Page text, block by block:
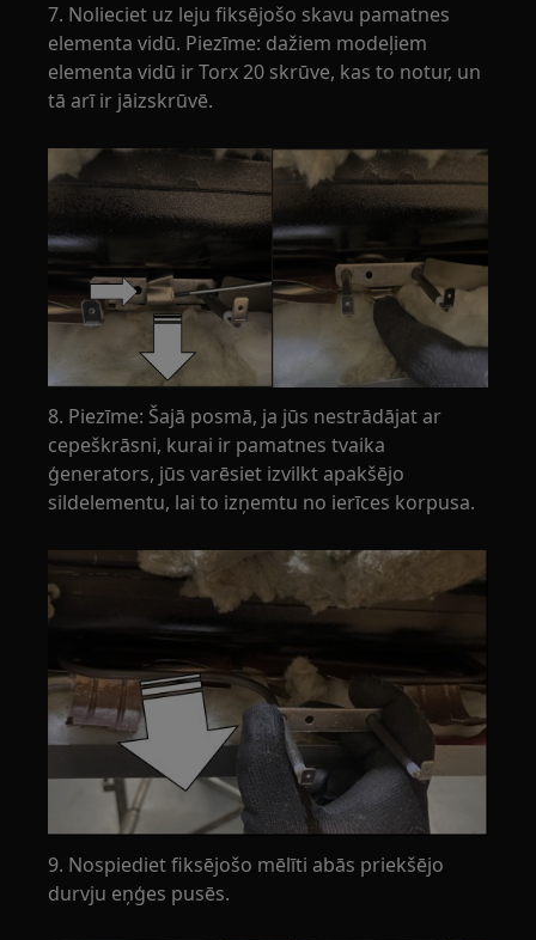
7. Nolieciet uz leju fiksējošo skavu pamatnes
elementa vidū. Piezīme: dažiem modeļiem
elementa vidū ir Torx 20 skrūve, kas to notur, un
tā arī ir jāizskrūvē.
8. Piezīme: Šajā posmā, ja jūs nestrādājat ar
cepeškrāsni, kurai ir pamatnes tvaika
ģenerators, jūs varēsiet izvilkt apakšējo
sildelementu, lai to izņemtu no ierīces korpusa.
9. Nospiediet fiksējošo mēlīti abās priekšējo
durvju eņģes pusēs.